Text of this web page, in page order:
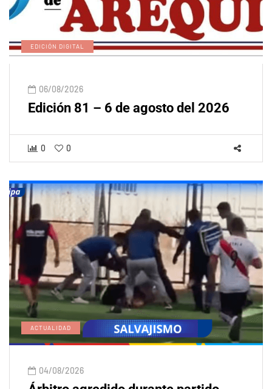
EDICIÓN DIGITAL
06/08/2026
Edición 81 – 6 de agosto del 2026
0 0
ACTUALIDAD
04/08/2026